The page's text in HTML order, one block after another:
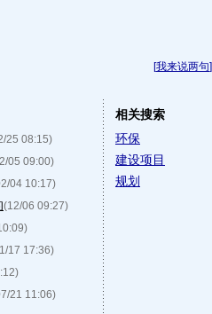
[我来说两句]
25 08:15)
05 09:00)
04 10:17)
(12/06 09:27)
17 17:36)
21 11:06)
相关搜索
环保
建设项目
规划